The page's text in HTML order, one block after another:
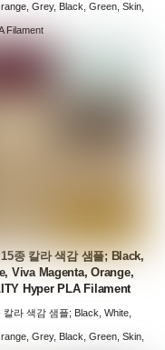
Grey, Black, Green, Skin,
Filament
종 칼라 색감 샘플; Black,
Viva Magenta, Orange,
Hyper PLA Filament
라 색감 샘플; Black, White,
Grey, Black, Green, Skin,